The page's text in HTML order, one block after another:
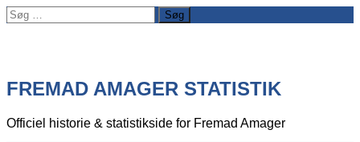
Søg
efter:
FREMAD AMAGER STATISTIK
Officiel historie & statistikside for Fremad Amager